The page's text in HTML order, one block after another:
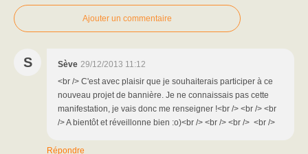
Ajouter un commentaire
S Sève 29/12/2013 11:12
<br /> C'est avec plaisir que je souhaiterais participer à ce
nouveau projet de bannière. Je ne connaissais pas cette
manifestation, je vais donc me renseigner !<br /> <br /> <br
/> A bientôt et réveillonne bien :o)<br /> <br /> <br /> <br />
Répondre